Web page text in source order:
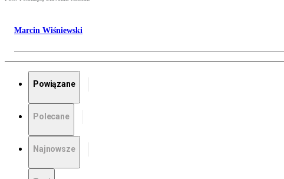
Marcin Wiśniewski
Powiązane
Polecane
Najnowsze